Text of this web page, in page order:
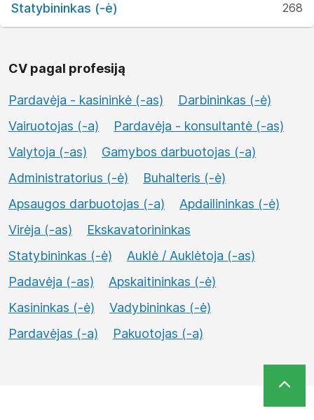
Statybininkas (-ė) 268
CV pagal profesiją
Pardavėja - kasininkė (-as)
Darbininkas (-ė)
Vairuotojas (-a)
Pardavėja - konsultantė (-as)
Valytoja (-as)
Gamybos darbuotojas (-a)
Administratorius (-ė)
Buhalteris (-ė)
Apsaugos darbuotojas (-a)
Apdailininkas (-ė)
Virėja (-as)
Ekskavatorininkas
Statybininkas (-ė)
Auklė / Auklėtoja (-as)
Padavėja (-as)
Apskaitininkas (-ė)
Kasininkas (-ė)
Vadybininkas (-ė)
Pardavėjas (-a)
Pakuotojas (-a)